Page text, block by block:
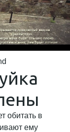
обитать в
ему